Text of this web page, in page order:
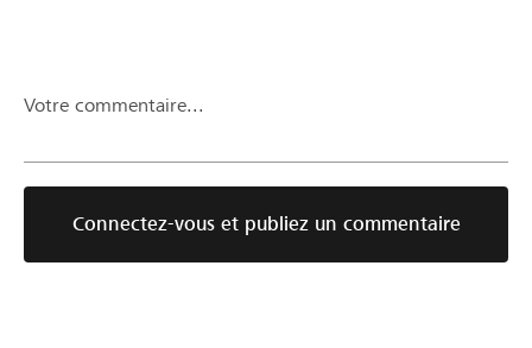
Votre commentaire...
Connectez-vous et publiez un commentaire